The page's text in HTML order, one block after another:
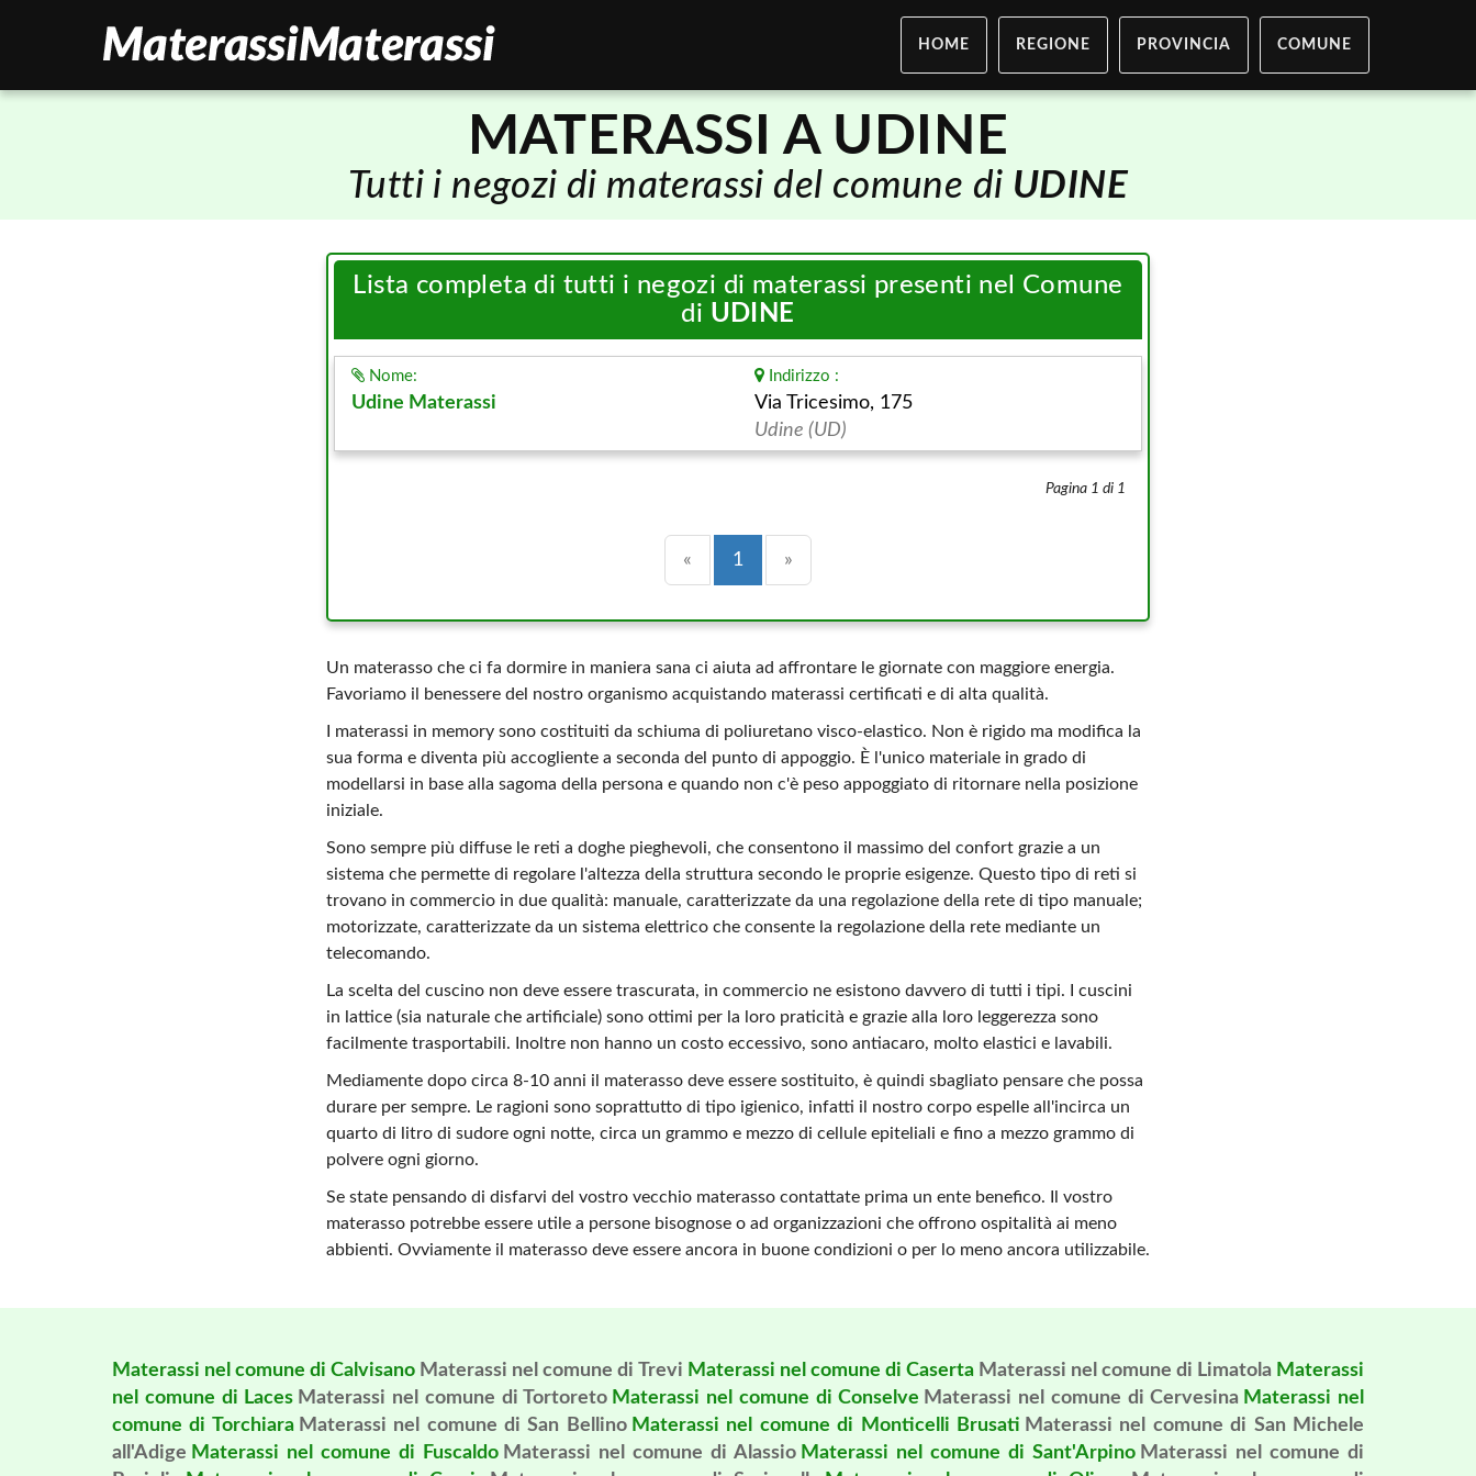
HOME REGIONE PROVINCIA COMUNE
MATERASSI A UDINE
Tutti i negozi di materassi del comune di UDINE
Lista completa di tutti i negozi di materassi presenti nel Comune
di UDINE
Nome:
Udine Materassi
Indirizzo :
Via Tricesimo, 175
Udine (UD)
Pagina 1 di 1
« Precedente
1 (current)
»
Un materasso che ci fa dormire in maniera sana ci aiuta ad affrontare le giornate con maggiore energia.
Favoriamo il benessere del nostro organismo acquistando materassi certificati e di alta qualità.
I materassi in memory sono costituiti da schiuma di poliuretano visco-elastico. Non è rigido ma modifica la
sua forma e diventa più accogliente a seconda del punto di appoggio. È l'unico materiale in grado di
modellarsi in base alla sagoma della persona e quando non c'è peso appoggiato di ritornare nella posizione
iniziale.
Sono sempre più diffuse le reti a doghe pieghevoli, che consentono il massimo del confort grazie a un
sistema che permette di regolare l'altezza della struttura secondo le proprie esigenze. Questo tipo di reti si
trovano in commercio in due qualità: manuale, caratterizzate da una regolazione della rete di tipo manuale;
motorizzate, caratterizzate da un sistema elettrico che consente la regolazione della rete mediante un
telecomando.
La scelta del cuscino non deve essere trascurata, in commercio ne esistono davvero di tutti i tipi. I cuscini
in lattice (sia naturale che artificiale) sono ottimi per la loro praticità e grazie alla loro leggerezza sono
facilmente trasportabili. Inoltre non hanno un costo eccessivo, sono antiacaro, molto elastici e lavabili.
Mediamente dopo circa 8-10 anni il materasso deve essere sostituito, è quindi sbagliato pensare che possa
durare per sempre. Le ragioni sono soprattutto di tipo igienico, infatti il nostro corpo espelle all'incirca un
quarto di litro di sudore ogni notte, circa un grammo e mezzo di cellule epiteliali e fino a mezzo grammo di
polvere ogni giorno.
Se state pensando di disfarvi del vostro vecchio materasso contattate prima un ente benefico. Il vostro
materasso potrebbe essere utile a persone bisognose o ad organizzazioni che offrono ospitalità ai meno
abbienti. Ovviamente il materasso deve essere ancora in buone condizioni o per lo meno ancora utilizzabile.
Materassi nel comune di Calvisano Materassi nel comune di Trevi Materassi nel comune di Caserta Materassi nel comune di Limatola Materassi
nel comune di Laces Materassi nel comune di Tortoreto Materassi nel comune di Conselve Materassi nel comune di Cervesina Materassi nel
comune di Torchiara Materassi nel comune di San Bellino Materassi nel comune di Monticelli Brusati Materassi nel comune di San Michele
all'Adige Materassi nel comune di Fuscaldo Materassi nel comune di Alassio Materassi nel comune di Sant'Arpino Materassi nel comune di